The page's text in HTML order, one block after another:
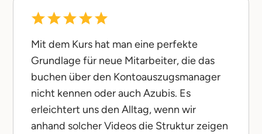
Mit dem Kurs hat man eine perfekte
Grundlage für neue Mitarbeiter, die das
buchen über den Kontoauszugsmanager
nicht kennen oder auch Azubis. Es
erleichtert uns den Alltag, wenn wir
anhand solcher Videos die Struktur zeigen